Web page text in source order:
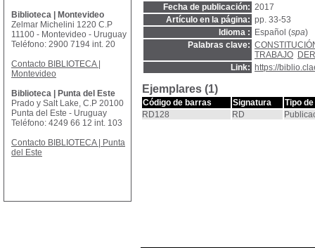
Fecha de publicación: 2017
Artículo en la página: pp. 33-53
Idioma :
Español (spa)
Palabras clave:
TRABAJO
Link:
https://
Ejemplares (1)
Código de barras Signatura
Tipo
RD128
RD
Biblioteca | Montevideo
Zelmar Michelini 1220 C.P
11100 - Montevideo - Uruguay
Teléfono: 2900 7194 int. 20
Contacto BIBLIOTECA |
Montevideo
Biblioteca | Punta del Este
Prado y Salt Lake, C.P 20100
Punta del Este - Uruguay
Teléfono: 4249 66 12 int. 103
Contacto BIBLIOTECA | Punta
del Este